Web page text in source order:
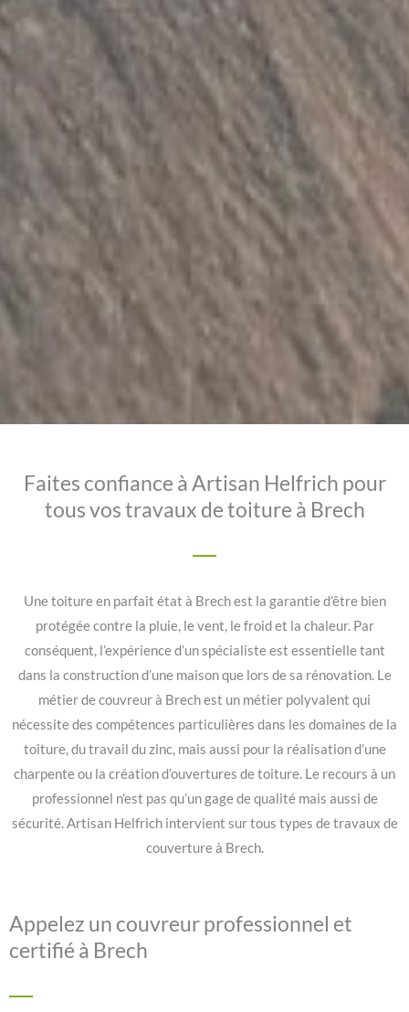
Faites confiance à Artisan Helfrich pour
tous vos travaux de toiture à Brech
Une toiture en parfait état à Brech est la garantie d’être bien
protégée contre la pluie, le vent, le froid et la chaleur. Par
conséquent, l’expérience d’un spécialiste est essentielle tant
dans la construction d’une maison que lors de sa rénovation. Le
métier de couvreur à Brech est un métier polyvalent qui
nécessite des compétences particulières dans les domaines de la
toiture, du travail du zinc, mais aussi pour la réalisation d’une
charpente ou la création d’ouvertures de toiture. Le recours à un
professionnel n’est pas qu’un gage de qualité mais aussi de
sécurité. Artisan Helfrich intervient sur tous types de travaux de
couverture à Brech.
Appelez un couvreur professionnel et
certifié à Brech